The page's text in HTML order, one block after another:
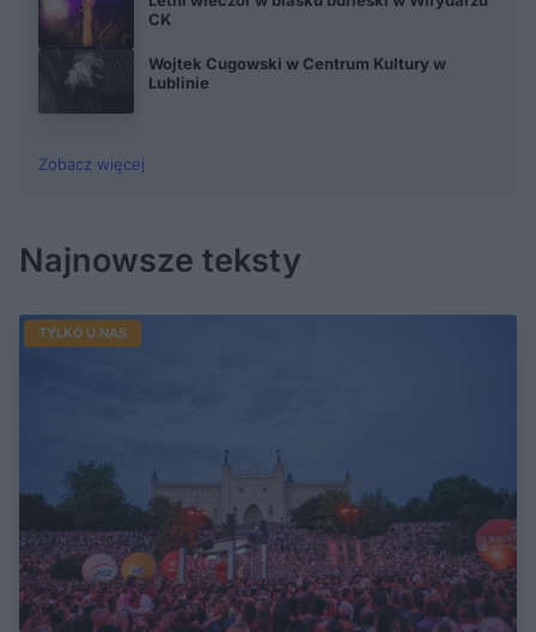
CK
Wojtek Cugowski w Centrum Kultury w
Lublinie
Zobacz więcej
Najnowsze teksty
TYLKO U NAS